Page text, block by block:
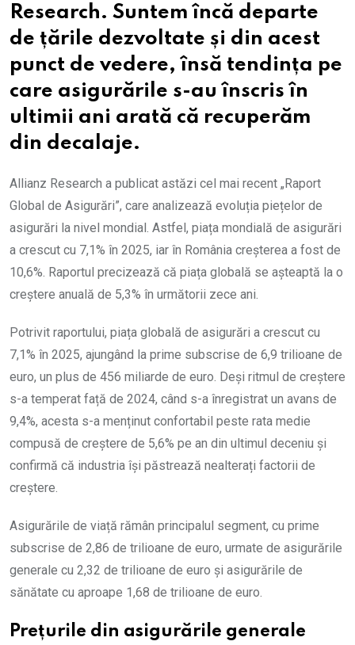
Research. Suntem încă departe
de țările dezvoltate și din acest
punct de vedere, însă tendința pe
care asigurările s-au înscris în
ultimii ani arată că recuperăm
din decalaje.
Allianz Research a publicat astăzi cel mai recent „Raport
Global de Asigurări”, care analizează evoluția piețelor de
asigurări la nivel mondial. Astfel, piața mondială de asigurări
a crescut cu 7,1% în 2025, iar în România creșterea a fost de
10,6%. Raportul precizează că piața globală se așteaptă la o
creștere anuală de 5,3% în următorii zece ani.
Potrivit raportului, piața globală de asigurări a crescut cu
7,1% în 2025, ajungând la prime subscrise de 6,9 trilioane de
euro, un plus de 456 miliarde de euro. Deși ritmul de creștere
s-a temperat față de 2024, când s-a înregistrat un avans de
9,4%, acesta s-a menținut confortabil peste rata medie
compusă de creștere de 5,6% pe an din ultimul deceniu și
confirmă că industria își păstrează nealterați factorii de
creștere.
Asigurările de viață rămân principalul segment, cu prime
subscrise de 2,86 de trilioane de euro, urmate de asigurările
generale cu 2,32 de trilioane de euro și asigurările de
sănătate cu aproape 1,68 de trilioane de euro.
Prețurile din asigurările generale